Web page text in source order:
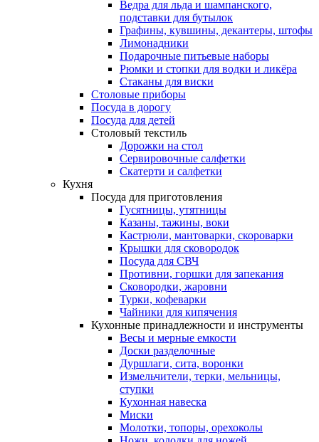
Ведра для льда и шампанского,
подставки для бутылок
Графины, кувшины, декантеры, штофы
Лимонадники
Подарочные питьевые наборы
Рюмки и стопки для водки и ликёра
Стаканы для виски
Столовые приборы
Посуда в дорогу
Посуда для детей
Столовый текстиль
Дорожки на стол
Сервировочные салфетки
Скатерти и салфетки
Кухня
Посуда для приготовления
Гусятницы, утятницы
Казаны, тажины, воки
Кастрюли, мантоварки, скороварки
Крышки для сковородок
Посуда для СВЧ
Противни, горшки для запекания
Сковородки, жаровни
Турки, кофеварки
Чайники для кипячения
Кухонные принадлежности и инструменты
Весы и мерные емкости
Доски разделочные
Дуршлаги, сита, воронки
Измельчители, терки, мельницы,
ступки
Кухонная навеска
Миски
Молотки, топоры, орехоколы